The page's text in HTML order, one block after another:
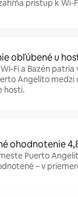
prístup k Wi-
obľúbené u
Fi a Bazén
Angelito medzi
hostí.
ohodnotenie
Puerto
– v